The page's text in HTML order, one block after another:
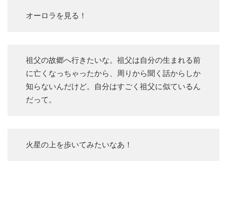
オーロラを見る！
祖父の故郷へ行きたいな。祖父は自分の生まれる前
に亡くなっちゃったから、周りから聞く話からしか
知らないんだけど。自分はすごく祖父に似ているん
だって。
火星の上を歩いてみたいなあ！